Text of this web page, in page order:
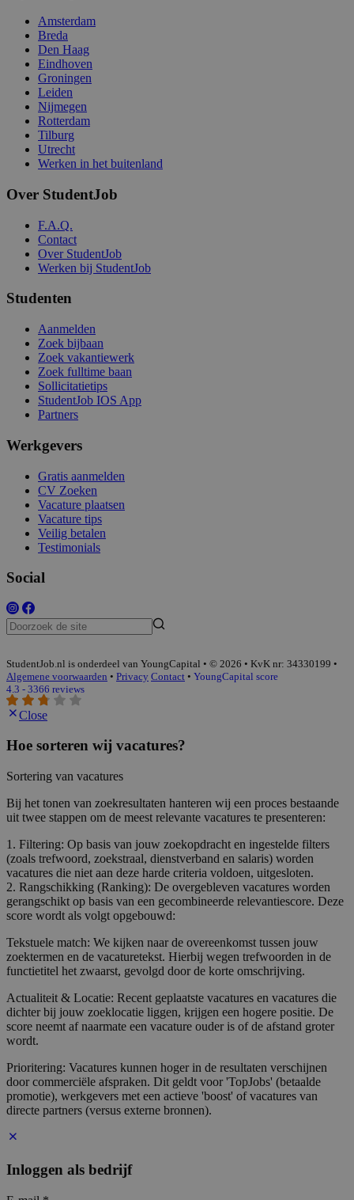
Amsterdam
Breda
Den Haag
Eindhoven
Groningen
Leiden
Nijmegen
Rotterdam
Tilburg
Utrecht
Werken in het buitenland
Over StudentJob
F.A.Q.
Contact
Over StudentJob
Werken bij StudentJob
Studenten
Aanmelden
Zoek bijbaan
Zoek vakantiewerk
Zoek fulltime baan
Sollicitatietips
StudentJob IOS App
Partners
Werkgevers
Gratis aanmelden
CV Zoeken
Vacature plaatsen
Vacature tips
Veilig betalen
Testimonials
Social
StudentJob.nl is onderdeel van YoungCapital • © 2026 • KvK nr: 34330199 •
Algemene voorwaarden • Privacy Contact • YoungCapital score
4.3 - 3366 reviews
Close
Hoe sorteren wij vacatures?
Sortering van vacatures
Bij het tonen van zoekresultaten hanteren wij een proces bestaande
uit twee stappen om de meest relevante vacatures te presenteren:
1. Filtering: Op basis van jouw zoekopdracht en ingestelde filters
(zoals trefwoord, zoekstraal, dienstverband en salaris) worden
vacatures die niet aan deze harde criteria voldoen, uitgesloten.
2. Rangschikking (Ranking): De overgebleven vacatures worden
gerangschikt op basis van een gecombineerde relevantiescore. Deze
score wordt als volgt opgebouwd:
Tekstuele match: We kijken naar de overeenkomst tussen jouw
zoektermen en de vacaturetekst. Hierbij wegen trefwoorden in de
functietitel het zwaarst, gevolgd door de korte omschrijving.
Actualiteit & Locatie: Recent geplaatste vacatures en vacatures die
dichter bij jouw zoeklocatie liggen, krijgen een hogere positie. De
score neemt af naarmate een vacature ouder is of de afstand groter
wordt.
Prioritering: Vacatures kunnen hoger in de resultaten verschijnen
door commerciële afspraken. Dit geldt voor 'TopJobs' (betaalde
promotie), werkgevers met een actieve 'boost' of vacatures van
directe partners (versus externe bronnen).
Inloggen als bedrijf